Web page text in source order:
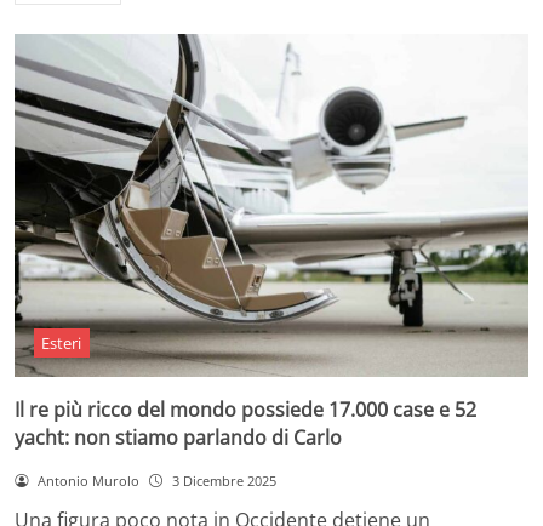
Esteri
Il re più ricco del mondo possiede 17.000 case e 52
yacht: non stiamo parlando di Carlo
Antonio Murolo 3 Dicembre 2025
Una figura poco nota in Occidente detiene un